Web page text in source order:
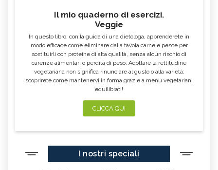
Il mio quaderno di esercizi.
Veggie
In questo libro, con la guida di una dietologa, apprenderete in
modo efficace come eliminare dalla tavola carne e pesce per
sostituirli con proteine di alta qualità, senza alcun rischio di
carenze alimentari o perdita di peso. Adottare la rettitudine
vegetariana non significa rinunciare al gusto o alla varietà:
scoprirete come mantenervi in forma grazie a menu vegetariani
equilibrati!
CLICCA QUI
I nostri speciali